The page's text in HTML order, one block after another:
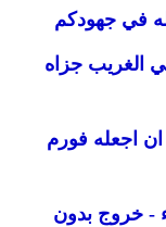
في جهودكم
الغريب جزاه
اجعله فورم
- خروج بدون